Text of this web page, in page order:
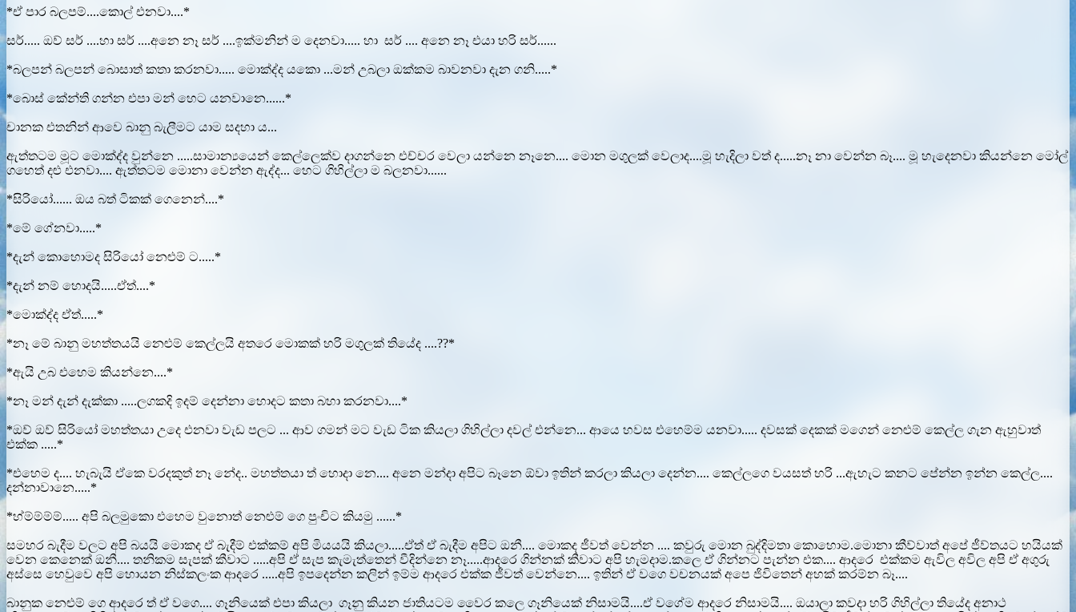
*ඒ පාර බලපම්....කොල් එනවා....*
සර්..... ඔව් සර් ....හා සර් ....අනෙ නෑ සර් ....ඉක්මනින් ම දෙනවා..... හා සර් .... අනෙ නෑ එයා හරි සර්......
*බලපන් බලපන් බොසාත් කතා කරනවා..... මොක්ද්ද යකො ...මන් උබලා ඔක්කම බාවනවා දැන ගනි.....*
*බොස් කේන්ති ගන්න එපා මන් හෙට යනවානෙ......*
චානක එතනින් ආවෙ බානු බැලීමට යාම සදහා ය...
ඇත්තටම මූට මොක්ද්ද වුන්නෙ .....සාමාන්‍යයෙන් කෙල්ලෙක්ව දාගන්නෙ එච්චර වෙලා යන්නෙ නෑනෙ.... මොන මගුලක් වෙලාද....මූ හැදිලා වත් ද.....නෑ නා වෙන්න බෑ.... මූ හැදෙනවා කියන්නෙ මෝල්
ගහෙත් දළු එනවා.... ඇත්තටම මොනා වෙන්න ඇද්ද... හෙට ගිහිල්ලා ම බලනවා......
*සිරියෝ...... ඔය බත් ටිකක් ගෙනෙන්....*
*මේ ගේනවා.....*
*දැන් කොහොමද සිරියෝ නෙළුම් ට.....*
*දැන් නම් හොදයි.....ඒත්....*
*මොක්ද්ද ඒත්.....*
*නෑ මේ බානු මහත්තයයි නෙළුම් කෙල්ලයි අතරෙ මොකක් හරි මගුලක් තියේද ....??*
*ඇයි උබ එහෙම කියන්නෙ....*
*නෑ මන් දැන් දැක්කා .....ලගකදි ඉදම් දෙන්නා හොදට කතා බහා කරනවා....*
*ඔව් ඔව් සිරියෝ මහත්තයා උදෙ එනවා වැඩ පලට ... ආව ගමන් මට වැඩ ටික කියලා ගිහිල්ලා දවල් එන්නෙ... ආයෙ හවස එහෙම්ම යනවා..... දවසක් දෙකක් මගෙන් නෙළුම් කෙල්ල ගැන ඇහුවාත්
එක්ක .....*
*එහෙම ද.... හැබැයි ඒකෙ වරදකුත් නෑ නේද.. මහත්තයා ත් හොදා නෙ.... අනෙ මන්දා අපිට බෑනෙ ඕවා ඉතින් කරලා කියලා දෙන්න.... කෙල්ලගෙ වයසත් හරි ...ඇහැට කනට පේන්න ඉන්න කෙල්ල....
දන්නාවානෙ.....*
*හ්ම්ම්ම්ම්..... අපි බලමුකො එහෙම වුනොත් නෙළුම් ගෙ පුංචිට කියමු ......*
සමහර බැදීම වලට අපි බයයි මොකද ඒ බැදීම් එක්කම් අපි මියයයි කියලා.....ඒත් ඒ බැදීම අපිට ඔනී.... මොකද ජීවත් වෙන්න .... කවුරු මොන බුද්දිමතා කොහොම.මොනා කීව්වාත් අපේ ජීව්තයට හයියක්
වෙන කෙනෙක් ඔනී.... තනිකම සැපක් කීවාට .....අපි ඒ සැප කැමැත්තෙන් වීදින්නෙ නෑ.....ආදරෙ ගින්නක් කීවාට අපි හැමදාම.කලෙ ඒ ගින්නට පැන්න එක.... ආදරෙ එක්කම ඇවිල අවිල අපි ඒ අගුරු
අස්සෙ හෙවුවෙ අපි හොයන නිස්කලංක ආදරෙ .....අපි ඉපදෙන්න කලින් ඉම්ම ආදරෙ එක්ක ජීවත් වෙන්නෙ.... ඉතින් ඒ වගෙ වචනයක් අපෙ ජිවිතෙන් අහක් කරම්න බෑ....
බානුක නෙළුම් ගෙ ආදරෙ ත් ඒ වගෙ.... ගෑනියෙක් එපා කියලා ගෑනු කියන ජාතියටම වෛර කලෙ ගෑනියෙක් නිසාමයි....ඒ වගේම ආදරෙ නිසාමයි.... ඔයාලා කවදා හරි ගිහිල්ලා තියේද අනාථ